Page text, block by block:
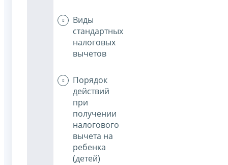
Виды
стандартных
налоговых
вычетов
Порядок
действий
при
получении
налогового
вычета на
ребенка
(детей)